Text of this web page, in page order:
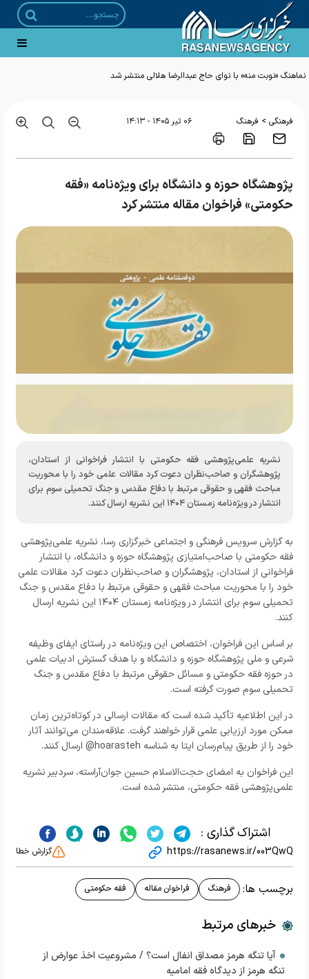
نماهنگ «نوبت منه» با نوای حاج عبدالرضا هلالی منتشر شد
فرهنگی > فرهنگ ۰۶ تير ۱۴۰۵ - ۱۴:۱۳
پژوهشگاه حوزه و دانشگاه برای ویژه‌نامه «فقه
حکومتی» فراخوان مقاله منتشر کرد
نشریه علمی‌پژوهشی فقه حکومتی با انتشار فراخوانی از استادان،
پژوهشگران و صاحب‌نظران دعوت کرد مقالات علمی خود را با محوریت
مباحث فقهی و حقوقی مرتبط با دفاع مقدس و جنگ تحمیلی سوم برای
انتشار در ویژه‌نامه زمستان ۱۴۰۴ این نشریه ارسال کنند.
به گزارش سرویس فرهنگی و اجتماعی خبرگزاری رسا، نشریه علمی‌پژوهشی
فقه حکومتی با صاحب‌امتیازی پژوهشگاه حوزه و دانشگاه، با انتشار
فراخوانی از استادان، پژوهشگران و صاحب‌نظران دعوت کرد مقالات علمی
خود را با محوریت مباحث فقهی و حقوقی مرتبط با دفاع مقدس و جنگ
تحمیلی سوم برای انتشار در ویژه‌نامه زمستان ۱۴۰۴ این نشریه ارسال
کنند.
بر اساس این فراخوان، اختصاص این ویژه‌نامه در راستای ایفای وظیفه
شرعی و ملی پژوهشگاه حوزه و دانشگاه و با هدف گسترش ادبیات علمی
در حوزه فقه حکومتی و مسائل حقوقی مرتبط با دفاع مقدس و جنگ
تحمیلی سوم صورت گرفته است.
در این اطلاعیه تأکید شده است که مقالات ارسالی در کوتاه‌ترین زمان
ممکن مورد ارزیابی علمی قرار خواهند گرفت. علاقه‌مندان می‌توانند آثار
خود را از طریق پیام‌رسان ایتا به شناسه hoarasteh@ ارسال کنند.
این فراخوان به امضای حجت‌الاسلام حسین جوان‌آراسته، سردبیر نشریه
علمی‌پژوهشی فقه حکومتی، منتشر شده است.
اشتراک گذاری :
https://rasanews.ir/003QwQ گزارش خطا
برچسب ها: فرهنگ فراخوان مقاله فقه حکومتی
خبرهای مرتبط
آیا تنگه هرمز مصداق انفال است؟ / مشروعیت اخذ عوارض از
تنگه هرمز از دیدگاه فقه امامیه